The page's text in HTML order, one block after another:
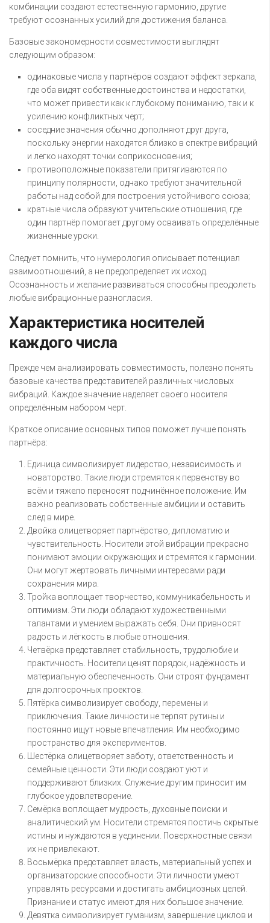
комбинации создают естественную гармонию, другие
требуют осознанных усилий для достижения баланса.
Базовые закономерности совместимости выглядят
следующим образом:
одинаковые числа у партнёров создают эффект зеркала,
где оба видят собственные достоинства и недостатки,
что может привести как к глубокому пониманию, так и к
усилению конфликтных черт;
соседние значения обычно дополняют друг друга,
поскольку энергии находятся близко в спектре вибраций
и легко находят точки соприкосновения;
противоположные показатели притягиваются по
принципу полярности, однако требуют значительной
работы над собой для построения устойчивого союза;
кратные числа образуют учительские отношения, где
один партнёр помогает другому осваивать определённые
жизненные уроки.
Следует помнить, что нумерология описывает потенциал
взаимоотношений, а не предопределяет их исход.
Осознанность и желание развиваться способны преодолеть
любые вибрационные разногласия.
Характеристика носителей
каждого числа
Прежде чем анализировать совместимость, полезно понять
базовые качества представителей различных числовых
вибраций. Каждое значение наделяет своего носителя
определённым набором черт.
Краткое описание основных типов поможет лучше понять
партнёра:
Единица символизирует лидерство, независимость и
новаторство. Такие люди стремятся к первенству во
всём и тяжело переносят подчинённое положение. Им
важно реализовать собственные амбиции и оставить
след в мире.
Двойка олицетворяет партнёрство, дипломатию и
чувствительность. Носители этой вибрации прекрасно
понимают эмоции окружающих и стремятся к гармонии.
Они могут жертвовать личными интересами ради
сохранения мира.
Тройка воплощает творчество, коммуникабельность и
оптимизм. Эти люди обладают художественными
талантами и умением выражать себя. Они привносят
радость и лёгкость в любые отношения.
Четвёрка представляет стабильность, трудолюбие и
практичность. Носители ценят порядок, надёжность и
материальную обеспеченность. Они строят фундамент
для долгосрочных проектов.
Пятёрка символизирует свободу, перемены и
приключения. Такие личности не терпят рутины и
постоянно ищут новые впечатления. Им необходимо
пространство для экспериментов.
Шестёрка олицетворяет заботу, ответственность и
семейные ценности. Эти люди создают уют и
поддерживают близких. Служение другим приносит им
глубокое удовлетворение.
Семёрка воплощает мудрость, духовные поиски и
аналитический ум. Носители стремятся постичь скрытые
истины и нуждаются в уединении. Поверхностные связи
их не привлекают.
Восьмёрка представляет власть, материальный успех и
организаторские способности. Эти личности умеют
управлять ресурсами и достигать амбициозных целей.
Признание и статус имеют для них большое значение.
Девятка символизирует гуманизм, завершение циклов и